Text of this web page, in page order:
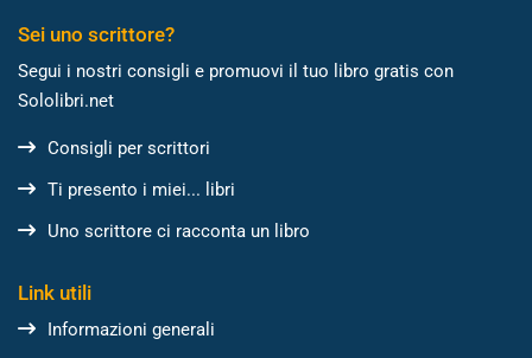
Sei uno scrittore?
Segui i nostri consigli e promuovi il tuo libro gratis con
Sololibri.net
Consigli per scrittori
Ti presento i miei... libri
Uno scrittore ci racconta un libro
Link utili
Informazioni generali